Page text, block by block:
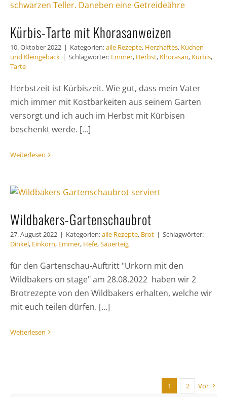
Kürbis-Tarte mit Khorasanweizen
10. Oktober 2022 | Kategorien:alle Rezepte, Herzhaftes, Kuchen
und Kleingebäck | Schlagwörter: Emmer, Herbst, Khorasan, Kürbis,
Tarte
Herbstzeit ist Kürbiszeit. Wie gut, dass mein Vater
mich immer mit Kostbarkeiten aus seinem Garten
versorgt und ich auch im Herbst mit Kürbisen
beschenkt werde. [...]
Weiterlesen
Wildbakers-Gartenschaubrot
27. August 2022 | Kategorien:alle Rezepte, Brot | Schlagwörter:
Dinkel, Einkorn, Emmer, Hefe,Sauerteig
für den Gartenschau-Auftritt "Urkorn mit den
Wildbakers on stage" am 28.08.2022 haben wir 2
Brotrezepte von den Wildbakers erhalten, welche wir
mit euch teilen dürfen. [...]
Weiterlesen
1 2 Vor